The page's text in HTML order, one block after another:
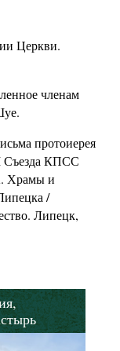
Церкви.
членам
протоиерея
Съезда КПСС
Храмы и
/
Липецк,